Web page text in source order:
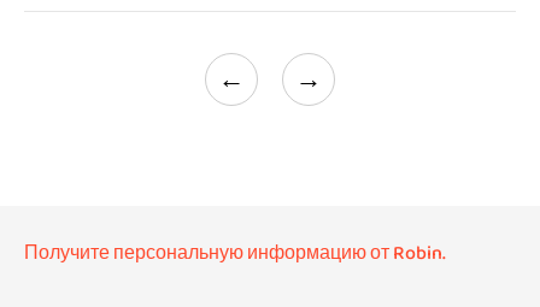
← →
Получите персональную информацию от Robin.